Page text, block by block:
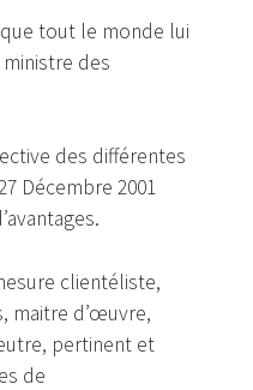
tout le monde lui
des
des différentes
Décembre 2001
clientéliste,
maitre d’œuvre,
pertinent et
de